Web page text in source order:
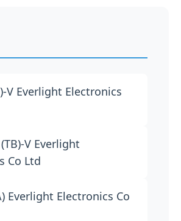
V Everlight Electronics
V Everlight
Co Ltd
Everlight Electronics Co